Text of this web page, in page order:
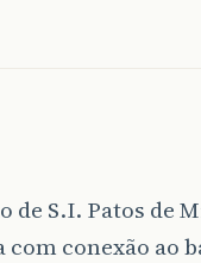
de S.I. Patos de
conexão ao